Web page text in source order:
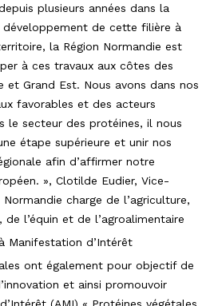
plusieurs années dans la
de cette filière à
la Région Normandie est
à ces travaux aux côtes des
et Grand Est. Nous avons dans nos
favorables et des acteurs
le secteur des protéines, il nous
étape supérieure et unir nos
afin d’affirmer notre
», Clotilde Eudier, Vice-
charge de l’agriculture,
l’équin et de l’agroalimentaire
Manifestation d’Intérêt
ont également pour objectif de
et ainsi promouvoir